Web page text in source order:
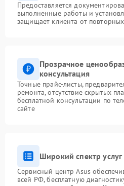
Предоставляется
выполненные работы и
защищает клиента от
Прозрачное
консультация
Точные прайс-листы,
ремонта, отсутствие скрытых
бесплатной консультации по
сайте
Широкий спектр услуг
Сервисный центр Asus
всей РФ, бесплатную